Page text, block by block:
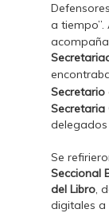
a
Secretario
Secretaria
Se
Seccional
del Libro,
digitales a